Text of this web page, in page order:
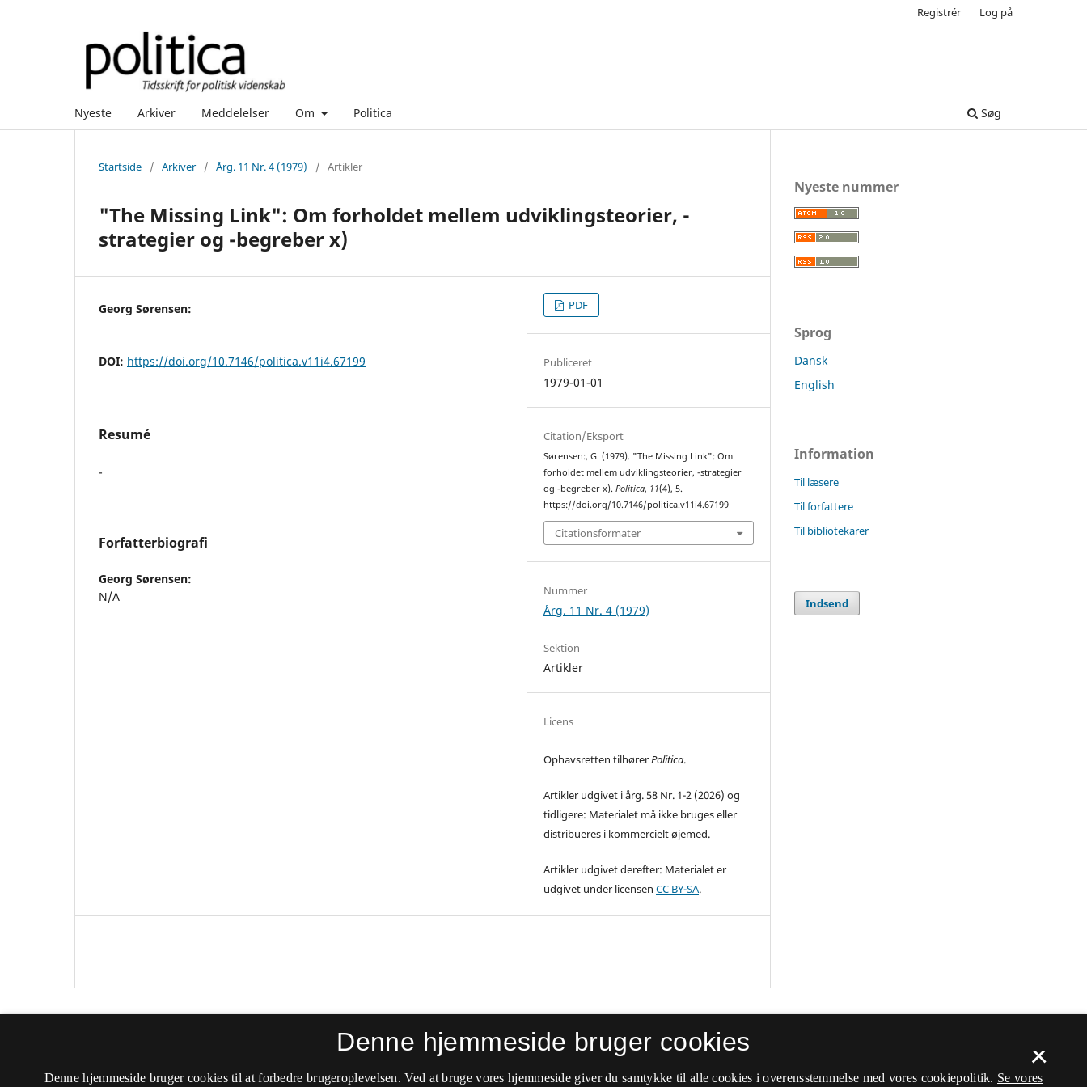
Nyeste Arkiver Meddelelser Om Politica Søg
Registrér Log på
Startside / Arkiver / Årg. 11 Nr. 4 (1979) / Artikler
"The Missing Link": Om forholdet mellem udviklingsteorier, -
strategier og -begreber x)
Georg Sørensen:
DOI: https://doi.org/10.7146/politica.v11i4.67199
Resumé
-
Forfatterbiografi
Georg Sørensen:
N/A
PDF
Publiceret
1979-01-01
Citation/Eksport
Sørensen:, G. (1979). "The Missing Link": Om
forholdet mellem udviklingsteorier, -strategier
og -begreber x).Politica, 11(4), 5.
https://doi.org/10.7146/politica.v11i4.67199
Citationsformater
Nummer
Årg. 11 Nr. 4 (1979)
Sektion
Artikler
Licens
Ophavsretten tilhørerPolitica.
Artikler udgivet i årg. 58 Nr. 1-2 (2026) og
tidligere: Materialet må ikke bruges eller
distribueres i kommercielt øjemed.
Artikler udgivet derefter: Materialet er
udgivet under licensenCC BY-SA.
Nyeste nummer
Sprog
Dansk
English
Information
Til læsere
Til forfattere
Til bibliotekarer
Indsend
ISSN 2246-042X (Online)
×
Denne hjemmeside bruger cookies
Denne hjemmeside bruger cookies til at forbedre brugeroplevelsen. Ved at bruge vores hjemmeside giver du samtykke til alle cookies i overensstemmelse med vores cookiepolitik. Se vores